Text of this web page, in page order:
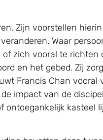
Zijn voorstellen
Waar
zich vooral te richten
en het gebed. Zij
Francis Chan vooral
impact van de
ontoegankelijk kasteel